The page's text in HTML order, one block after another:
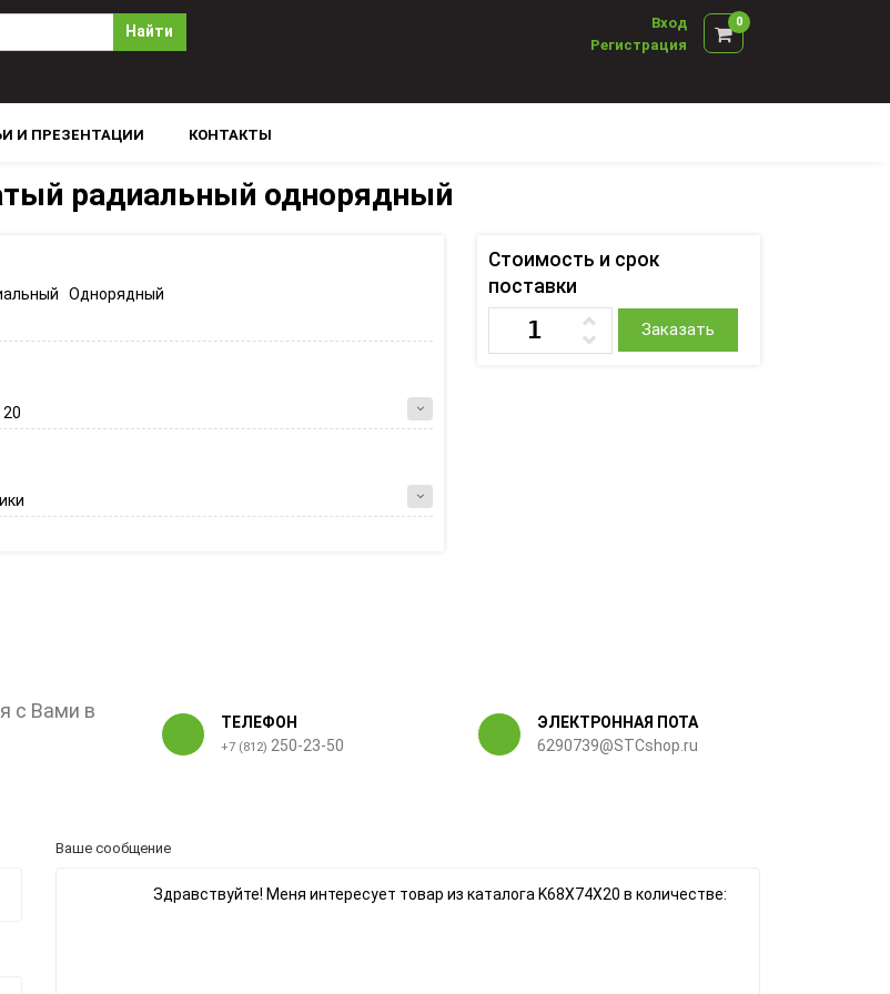
Найти
Вход
Регистрация
0
И ПРЕЗЕНТАЦИИ КОНТАКТЫ
радиальный однорядный
Однорядный
20
Стоимость и срок
поставки
Заказать
с Вами в
ТЕЛЕФОН
+7 (812) 250-23-50
ЭЛЕКТРОННАЯ ПОТА
6290739@STCshop.ru
Ваше сообщение